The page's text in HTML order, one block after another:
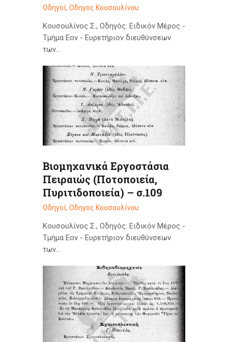
Οδηγοί, Οδηγός Κουσουλίνου
Κουσουλίνος Σ., Οδηγός: Ειδικόν Μέρος -
Τμήμα Εον - Ευρετήριον διευθύνσεων
των…
Βιομηχανικά Εργοστάσια
Πειραιώς (Ποτοποιεία,
Πυριτιδοποιεία) – σ.109
Οδηγοί, Οδηγός Κουσουλίνου
Κουσουλίνος Σ., Οδηγός: Ειδικόν Μέρος -
Τμήμα Εον - Ευρετήριον διευθύνσεων
των…